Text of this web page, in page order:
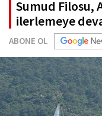
Sumud Filosu,
ilerlemeye
ABONE OL